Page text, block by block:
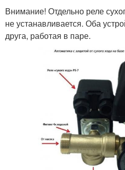
Внимание! Отдельно реле
не устанавливается. Оба
друга, работая в паре.